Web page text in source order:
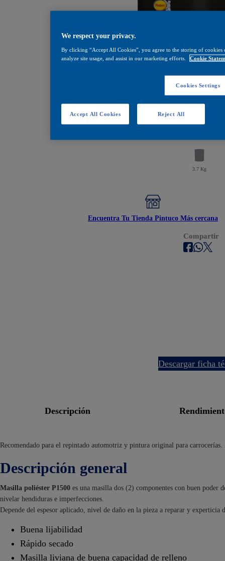
Masilla
Encuéntralos en estos
3.7 Kg
Encuentra Tu Tienda Pintuco Más cercana
Compartir
descargar ficha
descripción
Recomendado para el repintado automotriz y pintura original para
Descripción general
Masilla poliéster P1500 es una masilla dos (2) componentes con buen
nivelar hendiduras e imperfecciones.
Depende del espesor aplicado, nivel de daño en la pieza a reparar y experticia
Buena lijabilidad
Rápido secado
Masilla liviana de buena capacidad de relleno
We respect your privacy.
By clicking “Accept All Cookies”, you agree to the storing of
analyze site usage, and assist in our marketing efforts.
Cookie
Cookies Settings
Reject All
Accept All Cookies